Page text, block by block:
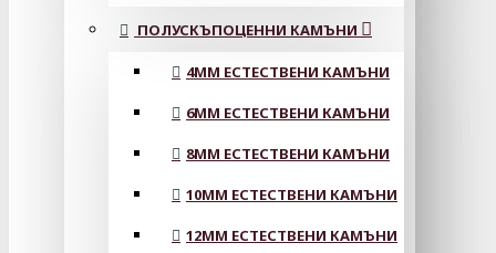
ПОЛУСКЪПОЦЕННИ КАМЪНИ
4MM ЕСТЕСТВЕНИ КАМЪНИ
6MM ЕСТЕСТВЕНИ КАМЪНИ
8MM ЕСТЕСТВЕНИ КАМЪНИ
10MM ЕСТЕСТВЕНИ КАМЪНИ
12MM ЕСТЕСТВЕНИ КАМЪНИ